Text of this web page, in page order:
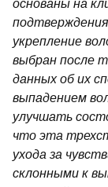
основаны на
укрепление
выбран после
данных об их
выпадением
улучшать
что эта
ухода за
склонными к